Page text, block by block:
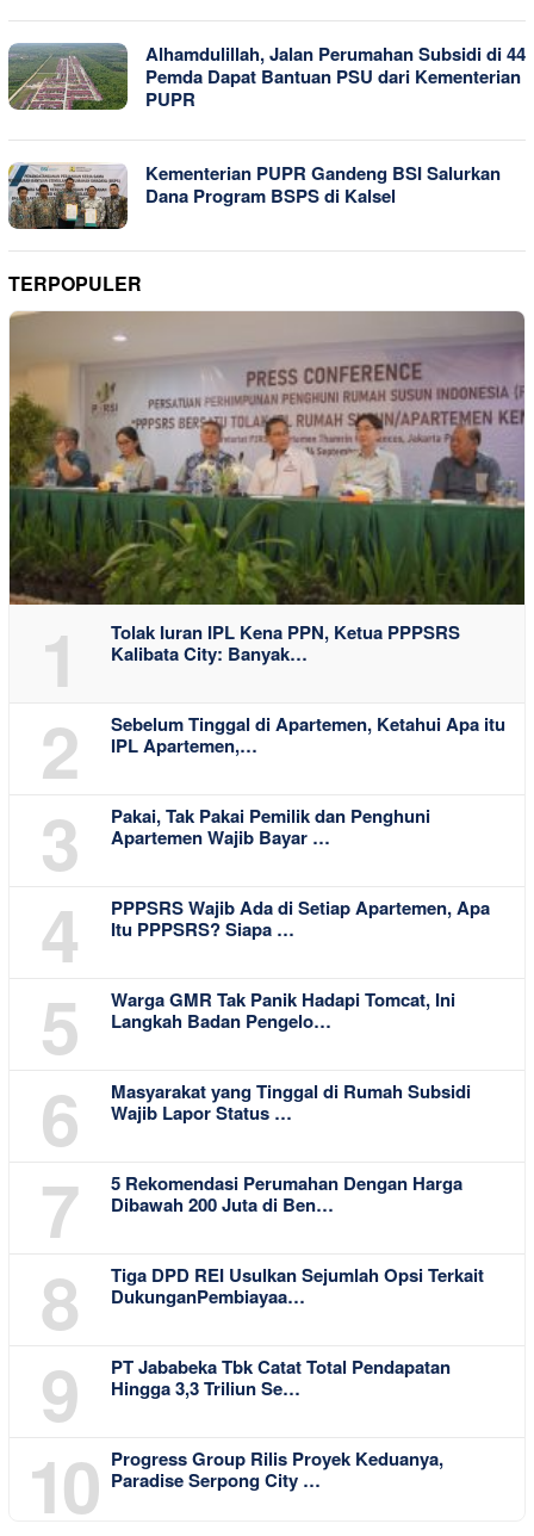
Alhamdulillah, Jalan Perumahan Subsidi di 44
Pemda Dapat Bantuan PSU dari Kementerian
PUPR
Kementerian PUPR Gandeng BSI Salurkan
Dana Program BSPS di Kalsel
TERPOPULER
1
Tolak Iuran IPL Kena PPN, Ketua PPPSRS
Kalibata City: Banyak…
2
Sebelum Tinggal di Apartemen, Ketahui Apa itu
IPL Apartemen,…
3
Pakai, Tak Pakai Pemilik dan Penghuni
Apartemen Wajib Bayar …
4
PPPSRS Wajib Ada di Setiap Apartemen, Apa
Itu PPPSRS? Siapa …
5
Warga GMR Tak Panik Hadapi Tomcat, Ini
Langkah Badan Pengelo…
6
Masyarakat yang Tinggal di Rumah Subsidi
Wajib Lapor Status …
7
5 Rekomendasi Perumahan Dengan Harga
Dibawah 200 Juta di Ben…
8
Tiga DPD REI Usulkan Sejumlah Opsi Terkait
DukunganPembiayaa…
9
PT Jababeka Tbk Catat Total Pendapatan
Hingga 3,3 Triliun Se…
10
Progress Group Rilis Proyek Keduanya,
Paradise Serpong City …